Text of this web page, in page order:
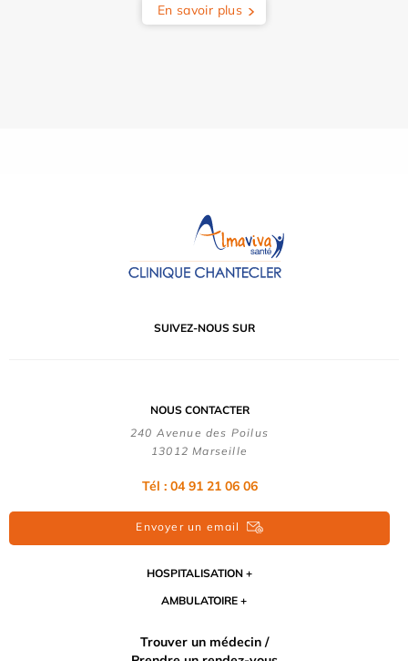
En savoir plus
SUIVEZ-NOUS SUR
NOUS CONTACTER
240 Avenue des Poilus
13012 Marseille
Tél : 04 91 21 06 06
Envoyer un email
HOSPITALISATION
AMBULATOIRE
Trouver un médecin /